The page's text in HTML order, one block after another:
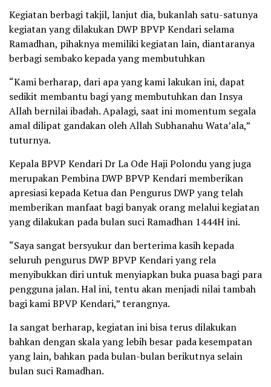
Kegiatan berbagi takjil, lanjut dia, bukanlah satu-satunya
kegiatan yang dilakukan DWP BPVP Kendari selama
Ramadhan, pihaknya memiliki kegiatan lain, diantaranya
berbagi sembako kepada yang membutuhkan
“Kami berharap, dari apa yang kami lakukan ini, dapat
sedikit membantu bagi yang membutuhkan dan Insya
Allah bernilai ibadah. Apalagi, saat ini momentum segala
amal dilipat gandakan oleh Allah Subhanahu Wata’ala,”
tuturnya.
Kepala BPVP Kendari Dr La Ode Haji Polondu yang juga
merupakan Pembina DWP BPVP Kendari memberikan
apresiasi kepada Ketua dan Pengurus DWP yang telah
memberikan manfaat bagi banyak orang melalui kegiatan
yang dilakukan pada bulan suci Ramadhan 1444H ini.
“Saya sangat bersyukur dan berterima kasih kepada
seluruh pengurus DWP BPVP Kendari yang rela
menyibukkan diri untuk menyiapkan buka puasa bagi para
pengguna jalan. Hal ini, tentu akan menjadi nilai tambah
bagi kami BPVP Kendari,” terangnya.
Ia sangat berharap, kegiatan ini bisa terus dilakukan
bahkan dengan skala yang lebih besar pada kesempatan
yang lain, bahkan pada bulan-bulan berikutnya selain
bulan suci Ramadhan.